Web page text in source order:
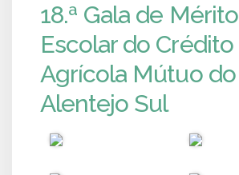
18.ª Gala de Mérito
Escolar do Crédito
Agrícola Mútuo do
Alentejo Sul